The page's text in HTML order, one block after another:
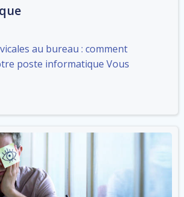
au bureau : comment
poste informatique Vous